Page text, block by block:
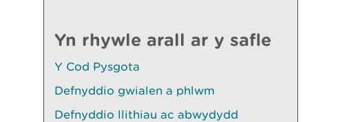
Yn rhywle arall ar y safle
Y Cod Pysgota
Defnyddio gwialen a phlwm
Defnyddio llithiau ac abwydydd